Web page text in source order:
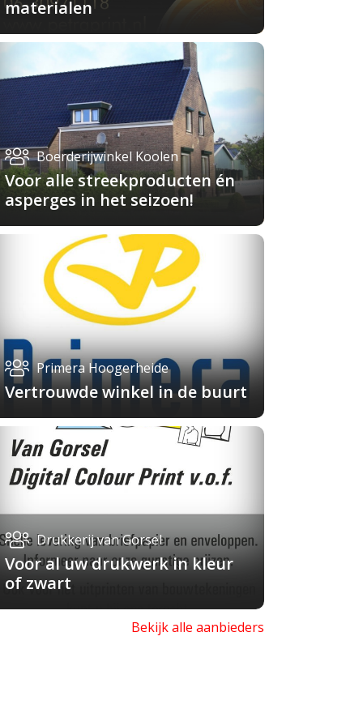
materialen
Boerderijwinkel Koolen
Voor alle streekproducten én
asperges in het seizoen!
Primera Hoogerheide
Vertrouwde winkel in de buurt
Drukkerij van Gorsel
Voor al uw drukwerk in kleur
of zwart
Bekijk alle aanbieders